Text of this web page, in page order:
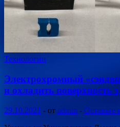
Технологии
Электрохромный
и охладить поверхность
29.10.2021 - от admin - Оставьте